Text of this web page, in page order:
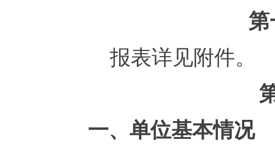
第
报表详见附件。
一、单位基本情况